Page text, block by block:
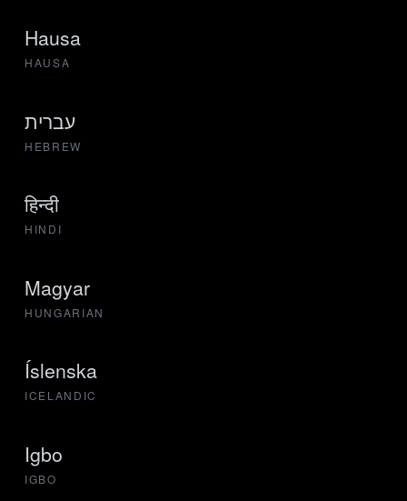
Hausa
HAUSA
עברית
HEBREW
हिन्दी
HINDI
Magyar
HUNGARIAN
Íslenska
ICELANDIC
Igbo
IGBO